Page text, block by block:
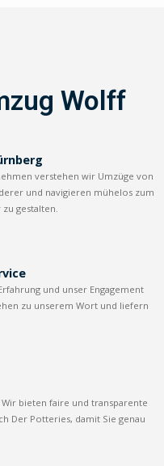
Wolff
verstehen wir Umzüge von
und navigieren mühelos zum
gestalten.
und unser Engagement
zu unserem Wort und liefern
bieten faire und transparente
Der Potteries, damit Sie genau